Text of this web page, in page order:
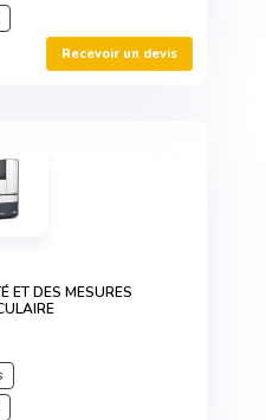
Recevoir un devis
ET DES MESURES